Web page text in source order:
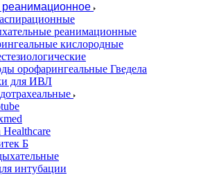
реанимационные
кислородные
орофарингеальные Гведела
для ИВЛ
Healthcare
Б
интубации